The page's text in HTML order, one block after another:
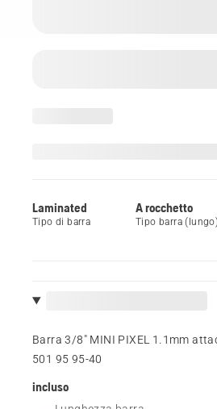
Laminated
Tipo di barra
A rocchetto
Tipo barra
Barra 3/8" MINI PIXEL 1.1mm
501 95 95‑40
incluso